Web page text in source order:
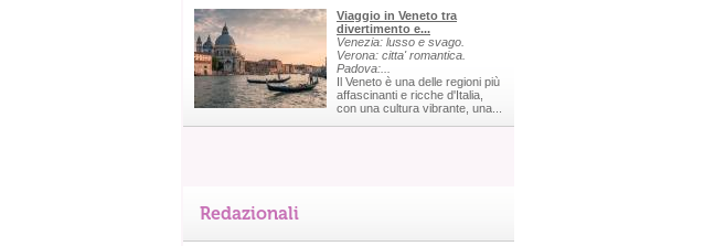
Viaggio in Veneto tra
divertimento e...
Venezia: lusso e svago.
Verona: citta' romantica.
Padova:...
Il Veneto è una delle regioni più
affascinanti e ricche d'Italia,
con una cultura vibrante, una...
Redazionali